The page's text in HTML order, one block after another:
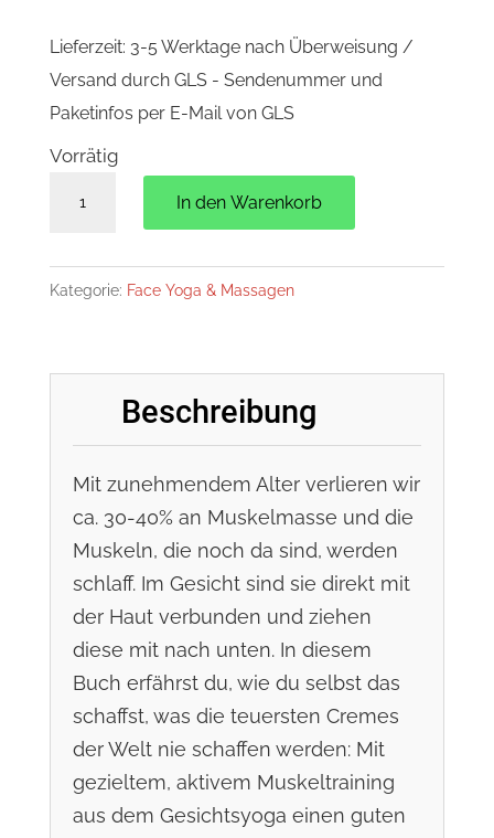
Lieferzeit: 3-5 Werktage nach Überweisung /
Versand durch GLS - Sendenummer und
Paketinfos per E-Mail von GLS
Vorrätig
Menge
In den Warenkorb
Kategorie: Face Yoga & Massagen
Beschreibung
Mit zunehmendem Alter verlieren wir
ca. 30-40% an Muskelmasse und die
Muskeln, die noch da sind, werden
schlaff. Im Gesicht sind sie direkt mit
der Haut verbunden und ziehen
diese mit nach unten. In diesem
Buch erfährst du, wie du selbst das
schaffst, was die teuersten Cremes
der Welt nie schaffen werden: Mit
gezieltem, aktivem Muskeltraining
aus dem Gesichtsyoga einen guten